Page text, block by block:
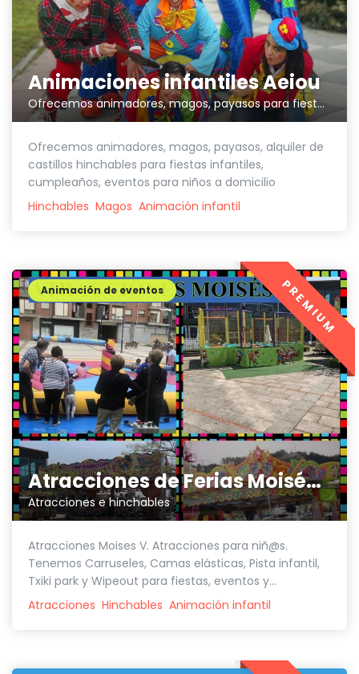
Animaciones infantiles Aeiou
Ofrecemos animadores, magos, payasos para fiestas infantiles
Ofrecemos animadores, magos, payasos, alquiler de
castillos hinchables para fiestas infantiles,
cumpleaños, eventos para niños a domicilio
Hinchables Magos Animación infantil
Atracciones de Ferias Moisés V
Atracciones e hinchables
Animación de eventos
Atracciones Moises V. Atracciones para niñ@s.
Tenemos Carruseles, Camas elásticas, Pista infantil,
Txiki park y Wipeout para fiestas, eventos y...
Atracciones Hinchables Animación infantil
PREMIUM